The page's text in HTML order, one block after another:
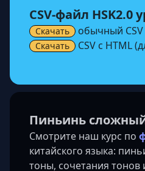
CSV-файл HSK2.0
Скачать обычный CSV
Скачать CSV с HTML
Пиньинь
Смотрите наш курс по
китайского языка:
тоны, сочетания тонов